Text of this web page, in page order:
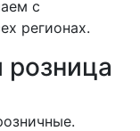
с
регионах.
розница